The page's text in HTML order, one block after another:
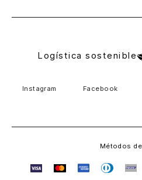
Logística sostenible
Instagram Facebook
Métodos